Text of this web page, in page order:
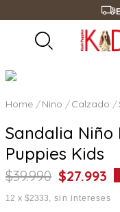
Nino Calzado
Sandalia Niño
Puppies Kids
$39.990 $27.993
12 x $2333 sin intereses